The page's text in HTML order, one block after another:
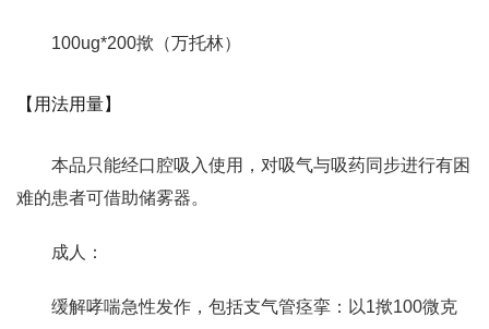
100ug*200揿（万托林）
【用法用量】
本品只能经口腔吸入使用，对吸气与吸药同步进行有困
难的患者可借助储雾器。
成人：
缓解哮喘急性发作，包括支气管痉挛：以1揿100微克